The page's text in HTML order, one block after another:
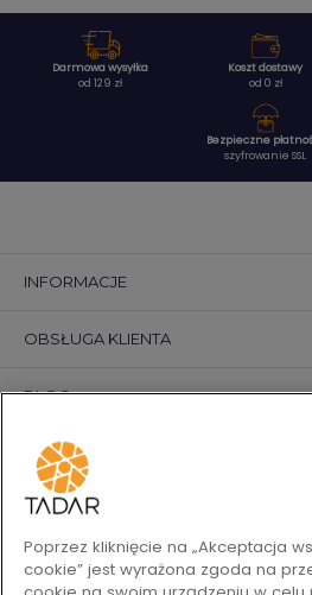
Darmowa wysyłka
od 129 zł
Koszt dostawy
od 0 zł
Bezpieczne
szyfrowanie SSL
INFORMACJE
OBSŁUGA KLIENTA
BLOG
KONTAKT
Poprzez kliknięcie na „Akceptacja
cookie” jest wyrażona zgoda na